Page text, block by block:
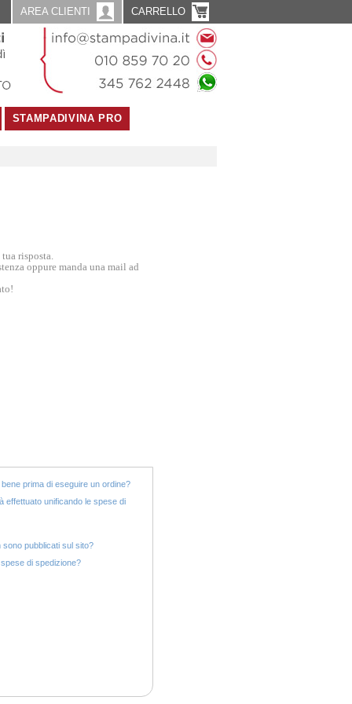
AREA CLIENTI CARRELLO
STAMPADIVINA PRO
risposta.
oppure manda una mail ad
prima di eseguire un ordine?
effettuato unificando le spese di
pubblicati sul sito?
di spedizione?